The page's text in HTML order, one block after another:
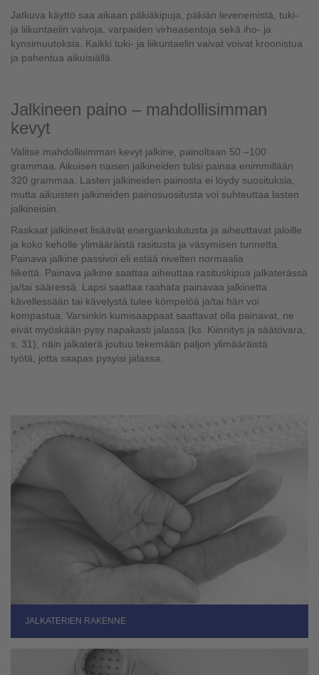
Jatkuva käyttö saa aikaan päkiäkipuja, päkiän levenemistä, tuki-
ja liikuntaelin vaivoja, varpaiden virheasentoja sekä iho- ja
kynsimuutoksia. Kaikki tuki- ja liikuntaelin vaivat voivat kroonistua
ja pahentua aikuisiällä.
Jalkineen paino – mahdollisimman
kevyt
Valitse mahdollisimman kevyt jalkine, painoltaan 50 –100
grammaa. Aikuisen naisen jalkineiden tulisi painaa enimmillään
320 grammaa. Lasten jalkineiden painosta ei löydy suosituksia,
mutta aikuisten jalkineiden painosuositusta voi suhteuttaa lasten
jalkineisiin.
Raskaat jalkineet lisäävät energiankulutusta ja aiheuttavat jaloille
ja koko keholle ylimääräistä rasitusta ja väsymisen tunnetta.
Painava jalkine passivoi eli estää nivelten normaalia
liikettä. Painava jalkine saattaa aiheuttaa rasituskipua jalkaterässä
ja/tai sääressä. Lapsi saattaa raahata painavaa jalkinetta
kävellessään tai kävelystä tulee kömpelöä ja/tai hän voi
kompastua. Varsinkin kumisaappaat saattavat olla painavat, ne
eivät myöskään pysy napakasti jalassa (ks. Kiinnitys ja säätövara,
s. 31), näin jalkaterä joutuu tekemään paljon ylimääräistä
työtä, jotta saapas pysyisi jalassa.
JALKATERIEN RAKENNE